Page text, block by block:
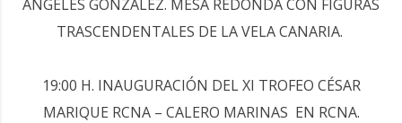
ÁNGELES GONZÁLEZ. MESA REDONDA CON FIGURAS
TRASCENDENTALES DE LA VELA CANARIA.
19:00 H. INAUGURACIÓN DEL XI TROFEO CÉSAR
MARIQUE RCNA – CALERO MARINAS EN RCNA.